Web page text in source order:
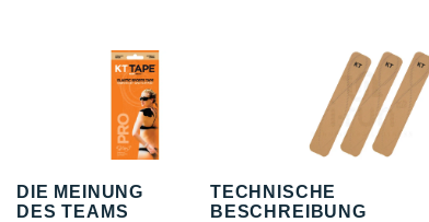
DIE MEINUNG
DES TEAMS
TECHNISCHE
BESCHREIBUNG